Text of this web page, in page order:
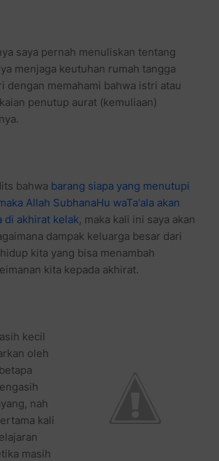
saya pernah menuliskan tentang
menjaga keutuhan rumah tangga
dengan memahami bahwa istri atau
penutup aurat (kemuliaan)
bahwa barang siapa yang menutupi
Allah SubhanaHu waTa'ala akan
di akhirat kelak, maka kali ini saya akan
dampak keluarga besar dari
kita yang bisa menambah
kita kepada akhirat.
kecil
oleh
nah
kali
masih